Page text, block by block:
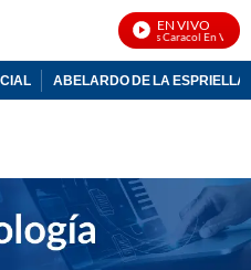
EN VIVO
Noticias Caracol En Vivo
ABELARDO DE LA ESPRIELLA